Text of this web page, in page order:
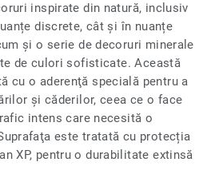
inspirate din natură, inclusiv
discrete, cât și în nuanțe
și o serie de decoruri minerale
de culori sofisticate. Această
cu o aderenţă specială pentru a
și căderilor, ceea ce o face
intens care necesită o
este tratată cu protecția
XP, pentru o durabilitate extinsă